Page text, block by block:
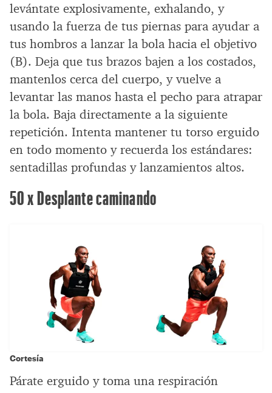
levántate explosivamente, exhalando, y
usando la fuerza de tus piernas para ayudar a
tus hombros a lanzar la bola hacia el objetivo
(B). Deja que tus brazos bajen a los costados,
mantenlos cerca del cuerpo, y vuelve a
levantar las manos hasta el pecho para atrapar
la bola. Baja directamente a la siguiente
repetición. Intenta mantener tu torso erguido
en todo momento y recuerda los estándares:
sentadillas profundas y lanzamientos altos.
50 x Desplante caminando
Cortesía
Párate erguido y toma una respiración